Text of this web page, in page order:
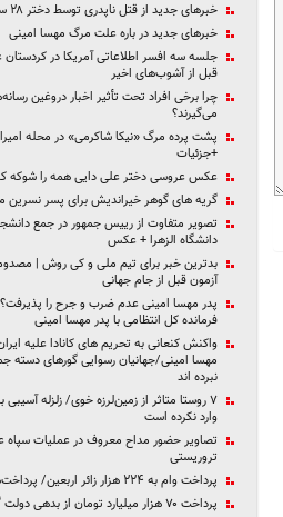
خبرهای جدید از قتل ناپدری توسط دختر ۲۸ ساله مشهدی
خبرهای جدید در باره علت مرگ مهسا امینی
جلسه سه افسر اطلاعاتی آمریکا در
قبل از آشوب‌های اخیر
چرا برخی افراد تحت تأثیر اخبار دروغین
می‌گیرند؟
پشت پرده مرگ «نیکا شاکرمی» در محله
+جزئیات
عکس عروسی دختر علی دایی همه را شوکه
گریه های گوهر خیراندیش برای پسر نسرین
تصویر متفاوت از رییس جمهور در جمع
دانشگاه الزهرا + عکس
بدترین خبر برای تیم ملی و کی روش |
آزمون قبل از جام جهانی
پدر مهسا امینی عدم ضرب و جرح را
فرمانده کل انتظامی با پدر مهسا امینی
واکنش کنعانی به تحریم های کانادا علیه
مهسا امینی/جهانیان رسوایی گورهای دسته‌
نبرده‌ اند
۷ روستا متاثر از زمین‌لرزه خوی/ زلزله آسیبی
وارد نکرده است
تصاویر حضور مداح معروف در عملیات
تروریستی
پرداخت وام به ۲۲۴ هزار زائر اربعین/ پرداخت‌ها ادامه دارد
پرداخت ۷۰ هزار میلیارد تومان از بدهی دولت گذشته